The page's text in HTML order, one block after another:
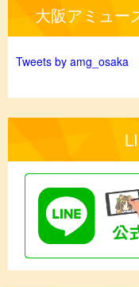
大阪アミュー
Tweets by amg_osaka